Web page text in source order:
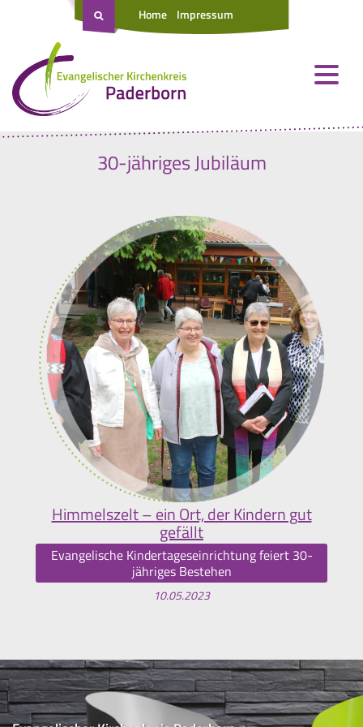
Home Impressum
30-jähriges Jubiläum
Himmelszelt – ein Ort, der Kindern gut
gefällt
Evangelische Kindertageseinrichtung feiert 30-
jähriges Bestehen
10.05.2023